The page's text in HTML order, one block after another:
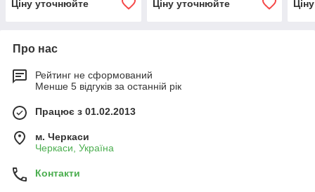
Ціну уточнюйте
Ціну уточнюйте
Про нас
Рейтинг не сформований
Менше 5 відгуків за останній рік
Працює з 01.02.2013
м. Черкаси
Черкаси, Україна
Контакти